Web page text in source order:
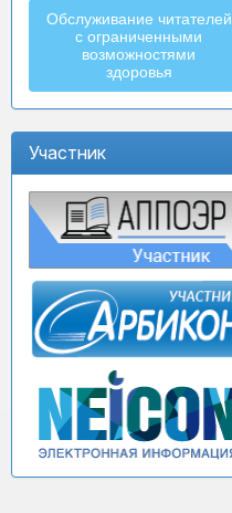
Обслуживание читателей
с ограниченными
возможностями
здоровья
Участник